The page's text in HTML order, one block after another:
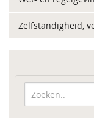
Zelfstandigheid,